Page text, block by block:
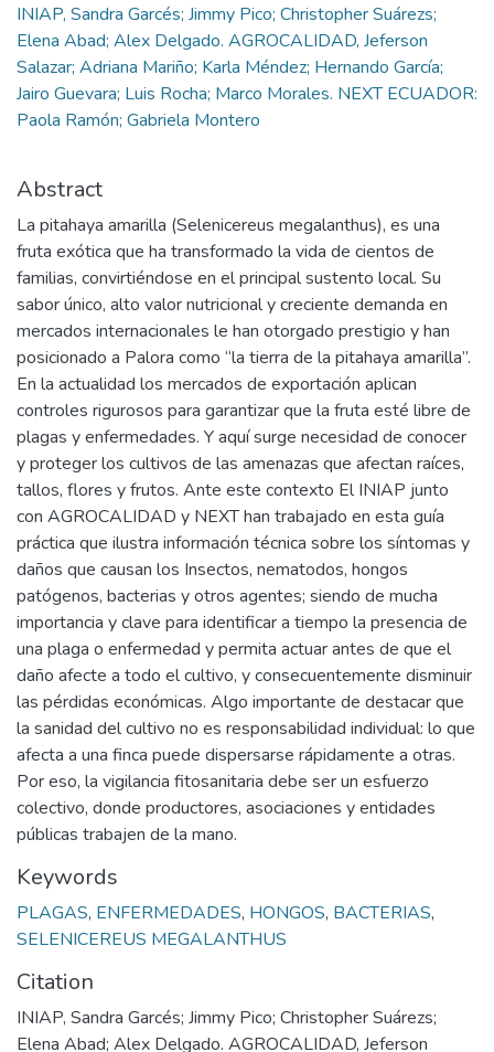
INIAP, Sandra Garcés; Jimmy Pico; Christopher Suárezs;
Elena Abad; Alex Delgado. AGROCALIDAD, Jeferson
Salazar; Adriana Mariño; Karla Méndez; Hernando García;
Jairo Guevara; Luis Rocha; Marco Morales. NEXT ECUADOR:
Paola Ramón; Gabriela Montero
Abstract
La pitahaya amarilla (Selenicereus megalanthus), es una
fruta exótica que ha transformado la vida de cientos de
familias, convirtiéndose en el principal sustento local. Su
sabor único, alto valor nutricional y creciente demanda en
mercados internacionales le han otorgado prestigio y han
posicionado a Palora como “la tierra de la pitahaya amarilla”.
En la actualidad los mercados de exportación aplican
controles rigurosos para garantizar que la fruta esté libre de
plagas y enfermedades. Y aquí surge necesidad de conocer
y proteger los cultivos de las amenazas que afectan raíces,
tallos, flores y frutos. Ante este contexto El INIAP junto
con AGROCALIDAD y NEXT han trabajado en esta guía
práctica que ilustra información técnica sobre los síntomas y
daños que causan los Insectos, nematodos, hongos
patógenos, bacterias y otros agentes; siendo de mucha
importancia y clave para identificar a tiempo la presencia de
una plaga o enfermedad y permita actuar antes de que el
daño afecte a todo el cultivo, y consecuentemente disminuir
las pérdidas económicas. Algo importante de destacar que
la sanidad del cultivo no es responsabilidad individual: lo que
afecta a una finca puede dispersarse rápidamente a otras.
Por eso, la vigilancia fitosanitaria debe ser un esfuerzo
colectivo, donde productores, asociaciones y entidades
públicas trabajen de la mano.
Keywords
PLAGAS, ENFERMEDADES, HONGOS, BACTERIAS,
SELENICEREUS MEGALANTHUS
Citation
INIAP, Sandra Garcés; Jimmy Pico; Christopher Suárezs;
Elena Abad; Alex Delgado. AGROCALIDAD, Jeferson